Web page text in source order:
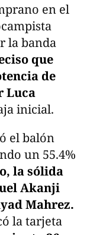
en el
la banda
que
de
Luca
inicial.
el balón
un 55.4%
la sólida
Akanji
Mahrez.
la tarjeta